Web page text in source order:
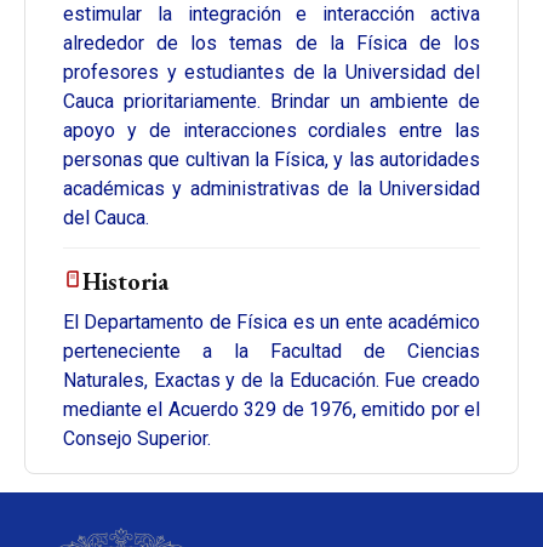
estimular la integración e interacción activa
alrededor de los temas de la Física de los
profesores y estudiantes de la Universidad del
Cauca prioritariamente. Brindar un ambiente de
apoyo y de interacciones cordiales entre las
personas que cultivan la Física, y las autoridades
académicas y administrativas de la Universidad
del Cauca.
Historia
El Departamento de Física es un ente académico
perteneciente a la Facultad de Ciencias
Naturales, Exactas y de la Educación. Fue creado
mediante el Acuerdo 329 de 1976, emitido por el
Consejo Superior.